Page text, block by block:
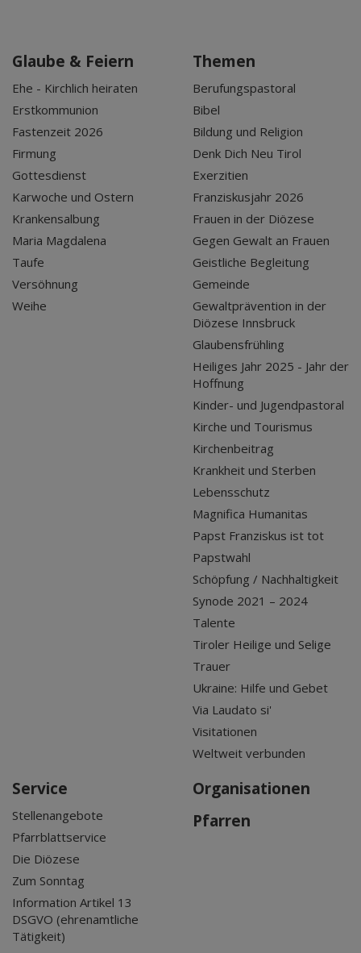
Glaube & Feiern
Ehe - Kirchlich heiraten
Erstkommunion
Fastenzeit 2026
Firmung
Gottesdienst
Karwoche und Ostern
Krankensalbung
Maria Magdalena
Taufe
Versöhnung
Weihe
Themen
Berufungspastoral
Bibel
Bildung und Religion
Denk Dich Neu Tirol
Exerzitien
Franziskusjahr 2026
Frauen in der Diözese
Gegen Gewalt an Frauen
Geistliche Begleitung
Gemeinde
Gewaltprävention in der
Diözese Innsbruck
Glaubensfrühling
Heiliges Jahr 2025 - Jahr der
Hoffnung
Kinder- und Jugendpastoral
Kirche und Tourismus
Kirchenbeitrag
Krankheit und Sterben
Lebensschutz
Magnifica Humanitas
Papst Franziskus ist tot
Papstwahl
Schöpfung / Nachhaltigkeit
Synode 2021 – 2024
Talente
Tiroler Heilige und Selige
Trauer
Ukraine: Hilfe und Gebet
Via Laudato si'
Visitationen
Weltweit verbunden
Service
Stellenangebote
Pfarrblattservice
Die Diözese
Zum Sonntag
Information Artikel 13
DSGVO (ehrenamtliche
Tätigkeit)
Organisationen
Pfarren